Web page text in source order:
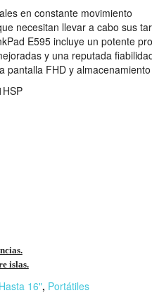
en constante movimiento
necesitan llevar a cabo sus
E595 incluye un potente
y una reputada
pantalla FHD y
islas.
Hasta 16", Portátiles